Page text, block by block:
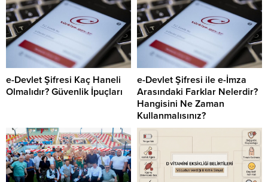
e-Devlet Şifresi Kaç Haneli
Olmalıdır? Güvenlik İpuçları
e-Devlet Şifresi ile e-İmza
Arasındaki Farklar Nelerdir?
Hangisini Ne Zaman
Kullanmalısınız?